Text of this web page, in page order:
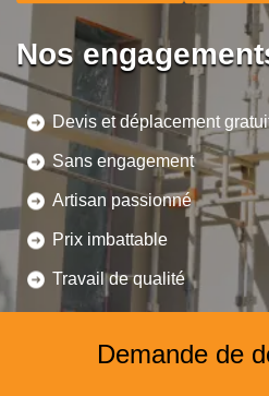
Nos
Devis et déplacement
Sans engagement
Artisan passionné
Prix imbattable
Travail de qualité
Demande de